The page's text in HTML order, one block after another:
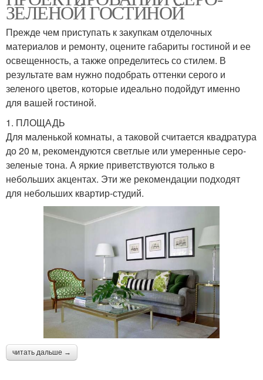
ЗЕЛЕНОЙ ГОСТИНОЙ
Прежде чем приступать к закупкам отделочных
материалов и ремонту, оцените габариты гостиной и ее
освещенность, а также определитесь со стилем. В
результате вам нужно подобрать оттенки серого и
зеленого цветов, которые идеально подойдут именно
для вашей гостиной.
1. ПЛОЩАДЬ
Для маленькой комнаты, а таковой считается квадратура
до 20 м, рекомендуются светлые или умеренные серо-
зеленые тона. А яркие приветствуются только в
небольших акцентах. Эти же рекомендации подходят
для небольших квартир-студий.
читать дальше →